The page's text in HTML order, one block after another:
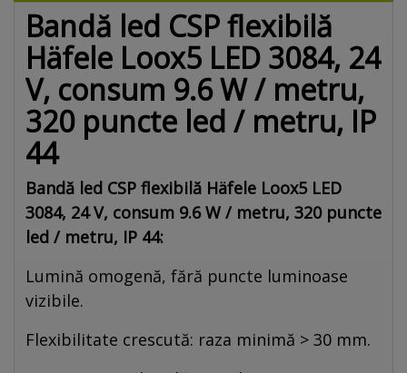
Bandă led CSP flexibilă
Häfele Loox5 LED 3084, 24
V, consum 9.6 W / metru,
320 puncte led / metru, IP
44
Bandă led CSP flexibilă Häfele Loox5 LED
3084, 24 V, consum 9.6 W / metru, 320 puncte
led / metru, IP 44:
Lumină omogenă, fără puncte luminoase
vizibile.
Flexibilitate crescută: raza minimă > 30 mm.